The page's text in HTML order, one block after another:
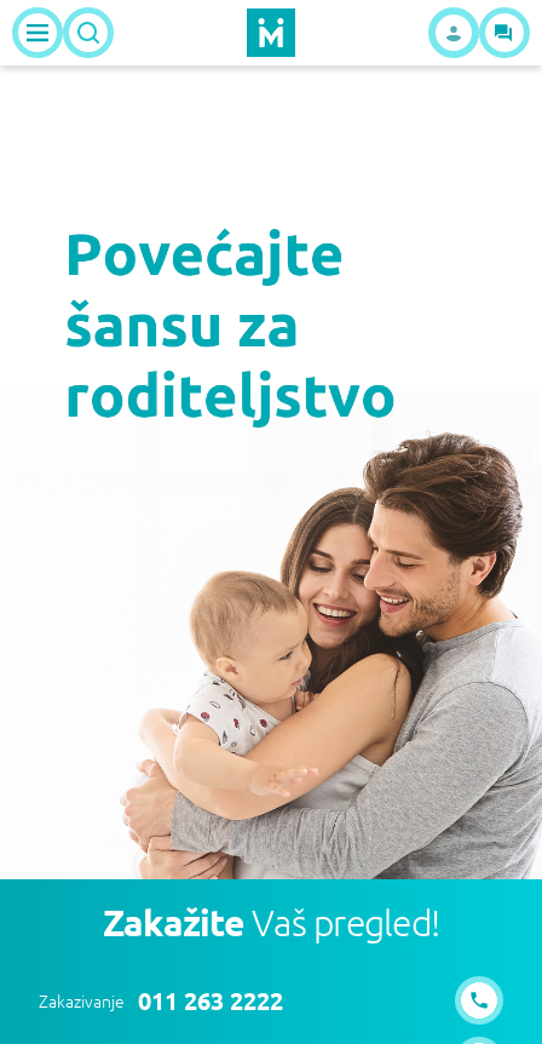
ZakažiteVaš pregled!
Zakazivanje 011 263 2222